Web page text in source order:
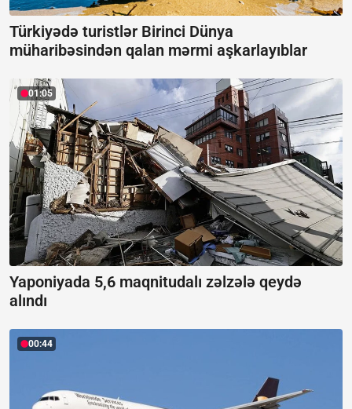
Türkiyədə turistlər Birinci Dünya
müharibəsindən qalan mərmi aşkarlayıblar
01:05
Yaponiyada 5,6 maqnitudalı zəlzələ qeydə
alındı
00:44